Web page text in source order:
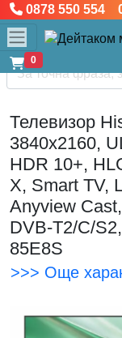
0878 550 554
0
Телевизор
3840x2160,
HDR 10+,
X, Smart TV,
Anyview
DVB-T2/C/
85E8S
>>> Още